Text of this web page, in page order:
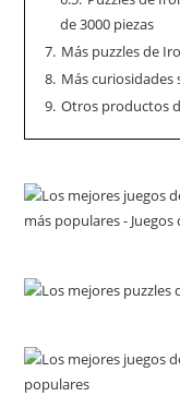
de 3000 piezas
7. Más puzzles de
8. Más
9. Otros productos